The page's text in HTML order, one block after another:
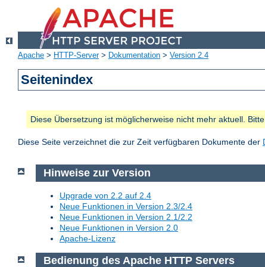
Apache > HTTP-Server> Dokumentation > Version 2.4
Seitenindex
Diese Übersetzung ist möglicherweise nicht mehr aktuell.
Diese Seite verzeichnet die zur Zeit verfügbaren Dokumente der
Hinweise zur Version
Upgrade von 2.2 auf 2.4
Neue Funktionen in Version 2.3/2.4
Neue Funktionen in Version 2.1/2.2
Neue Funktionen in Version 2.0
Apache-Lizenz
Bedienung des Apache HTTP Servers